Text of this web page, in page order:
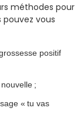
méthodes pour
vous
positif
;
« tu vas